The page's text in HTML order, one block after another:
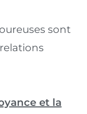
sont
et la